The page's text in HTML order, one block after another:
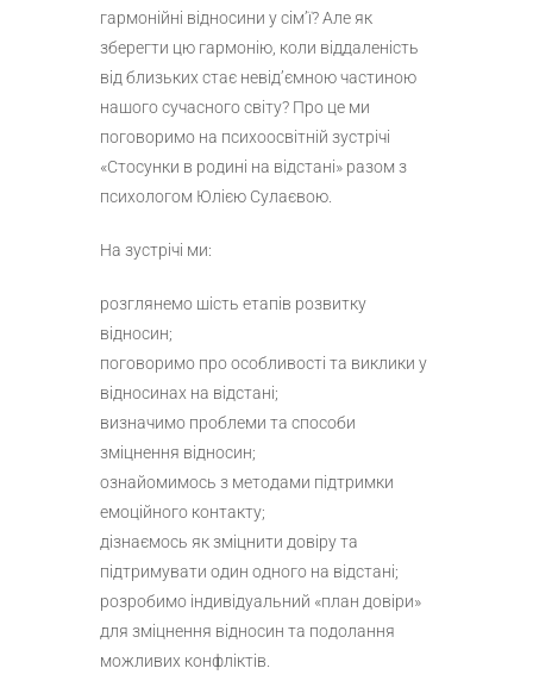
гармонійні відносини у сім’ї? Але як
зберегти цю гармонію, коли віддаленість
від близьких стає невід’ємною частиною
нашого сучасного світу? Про це ми
поговоримо на психоосвітній зустрічі
«Стосунки в родині на відстані» разом з
психологом Юлією Сулаєвою.
На зустрічі ми:
розглянемо шість етапів розвитку
відносин;
поговоримо про особливості та виклики у
відносинах на відстані;
визначимо проблеми та способи
зміцнення відносин;
ознайомимось з методами підтримки
емоційного контакту;
дізнаємось як зміцнити довіру та
підтримувати один одного на відстані;
розробимо індивідуальний «план довіри»
для зміцнення відносин та подолання
можливих конфліктів.